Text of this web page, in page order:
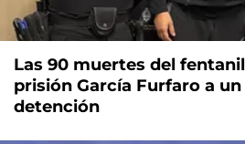
Las 90 muertes del
prisión García Furfaro a un
detención